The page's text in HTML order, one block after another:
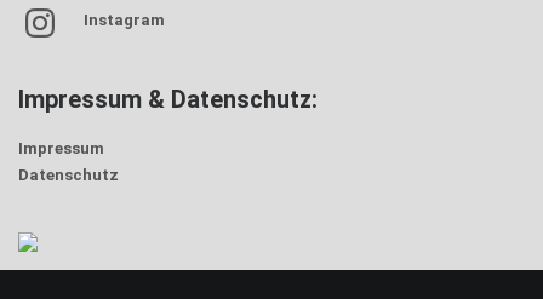
Instagram
Impressum & Datenschutz:
Impressum
Datenschutz